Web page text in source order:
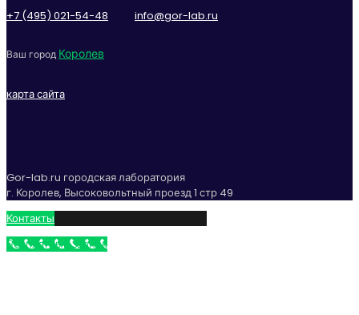
+7 (495) 021-54-48 info@gor-lab.ru
Ваш город Королев
карта сайта
Gor-lab.ru городская лаборатория
г. Королев, Высоковольтный проезд 1 стр 49
Контакты
Бесплатный звонок